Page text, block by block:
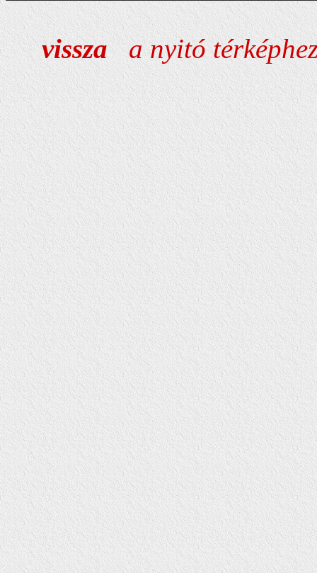
visszaa nyitó